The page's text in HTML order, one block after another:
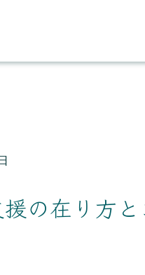
の在り方